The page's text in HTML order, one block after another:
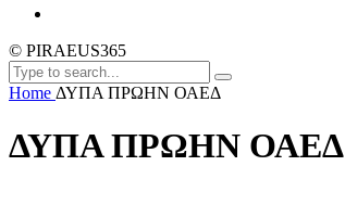
© PIRAEUS365
Home ΔΥΠΑ ΠΡΩΗΝ ΟΑΕΔ
ΔΥΠΑ ΠΡΩΗΝ ΟΑΕΔ